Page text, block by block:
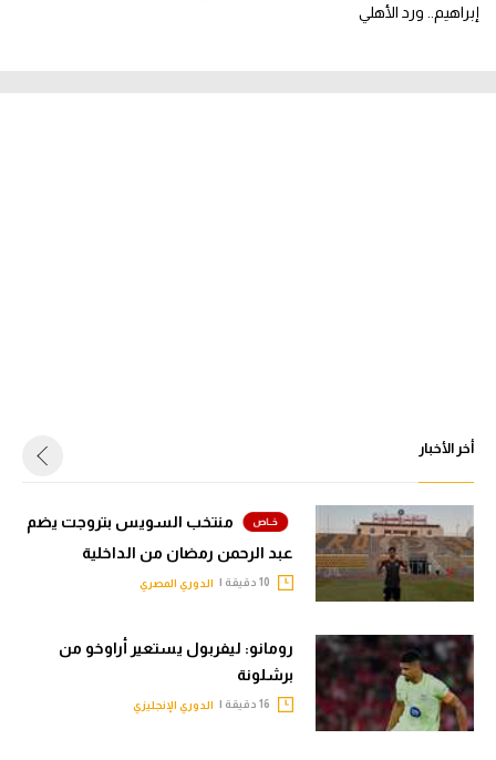
إبراهيم.. ورد الأهلي
أخر الأخبار
منتخب السويس بتروجت يضم
عبد الرحمن رمضان من الداخلية
الدوري المصري
رومانو: ليفربول يستعير أراوخو من
برشلونة
الدوري الإنجليزي